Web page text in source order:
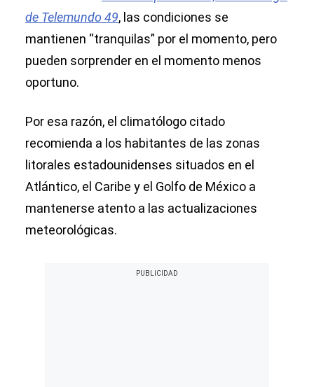
de Telemundo 49, las condiciones se
mantienen “tranquilas” por el momento, pero
pueden sorprender en el momento menos
oportuno.
Por esa razón, el climatólogo citado
recomienda a los habitantes de las zonas
litorales estadounidenses situados en el
Atlántico, el Caribe y el Golfo de México a
mantenerse atento a las actualizaciones
meteorológicas.